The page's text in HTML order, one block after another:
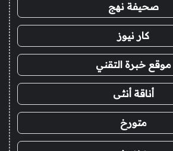
صحيفة نهج
كار نيوز
موقع خبرة التقني
أناقة أنثى
متورخ